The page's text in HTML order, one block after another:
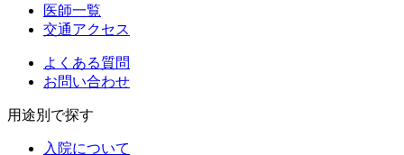
医師一覧
交通アクセス
よくある質問
お問い合わせ
用途別で探す
入院について